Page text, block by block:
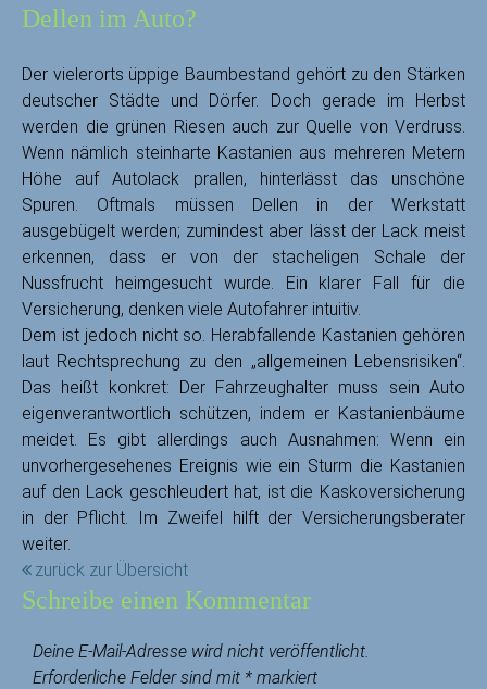
Dellen im Auto?
Der vielerorts üppige Baumbestand gehört zu den Stärken
deutscher Städte und Dörfer. Doch gerade im Herbst
werden die grünen Riesen auch zur Quelle von Verdruss.
Wenn nämlich steinharte Kastanien aus mehreren Metern
Höhe auf Autolack prallen, hinterlässt das unschöne
Spuren. Oftmals müssen Dellen in der Werkstatt
ausgebügelt werden; zumindest aber lässt der Lack meist
erkennen, dass er von der stacheligen Schale der
Nussfrucht heimgesucht wurde. Ein klarer Fall für die
Versicherung, denken viele Autofahrer intuitiv.
Dem ist jedoch nicht so. Herabfallende Kastanien gehören
laut Rechtsprechung zu den „allgemeinen Lebensrisiken“.
Das heißt konkret: Der Fahrzeughalter muss sein Auto
eigenverantwortlich schützen, indem er Kastanienbäume
meidet. Es gibt allerdings auch Ausnahmen: Wenn ein
unvorhergesehenes Ereignis wie ein Sturm die Kastanien
auf den Lack geschleudert hat, ist die Kaskoversicherung
in der Pflicht. Im Zweifel hilft der Versicherungsberater
weiter.
zurück zur Übersicht
Schreibe einen Kommentar
Deine E-Mail-Adresse wird nicht veröffentlicht.
Erforderliche Felder sind mit * markiert